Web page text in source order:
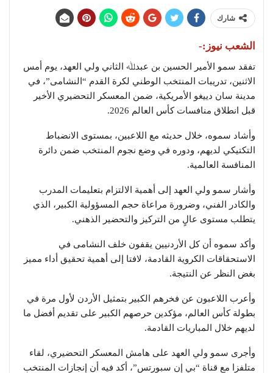
شارك
الشعب نيوز:-
تفقد سمو الأمير الحسين بن عبدﷲ الثاني ولي العهد، يوم أمس
الاثنين، تدريبات المنتخب الوطني لكرة القدم “النشامى”، في
مدينة سان دييغو الأمريكية، ضمن المعسكر التحضيري الأخير
قبل انطلاق منافسات كأس العالم 2026.
وأشاد سموه، خلال حديثه مع اللاعبين، بمستوى الانضباط
التكتيكي لديهم، ودوره في وضع نجوم المنتخب ضمن دائرة
المنافسة العالمية.
وأشار سمو ولي العهد إلى أهمية الالتزام بتعليمات المدرب
والكادر الفني، وضرورة مراعاة حجم المسؤولية الكبير، الذي
يتطلب مستوى عالٍ من التركيز والتحضير الذهني.
وأكد سموه أن كل الأردنيين يقفون خلف النشامى في
الاستحقاقات الكروية القادمة، لافتا إلى أهمية تحقيق أداء مميز
بغض النظر عن النتيجة.
وأعرب اللاعبون عن فخرهم الكبير بتمثيل الأردن لأول مرة في
بطولة كأس العالم، مؤكدين حرصهم الكبير على تقديم أفضل ما
لديهم خلال المباريات القادمة.
وأجرى سمو ولي العهد على هامش المعسكر التحضيري، لقاء
متلفزا مع قناة “بي إن سبورتس”، أكد فيه أن إنجازات المنتخب